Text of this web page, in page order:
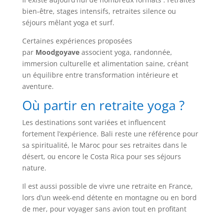
bien-être, stages intensifs, retraites silence ou
séjours mêlant yoga et surf.
Certaines expériences proposées
par Moodgoyaveassocient yoga, randonnée,
immersion culturelle et alimentation saine, créant
un équilibre entre transformation intérieure et
aventure.
Où partir en retraite yoga ?
Les destinations sont variées et influencent
fortement l’expérience. Bali reste une référence pour
sa spiritualité, le Maroc pour ses retraites dans le
désert, ou encore le Costa Rica pour ses séjours
nature.
Il est aussi possible de vivre une retraite en France,
lors d’un week-end détente en montagne ou en bord
de mer, pour voyager sans avion tout en profitant